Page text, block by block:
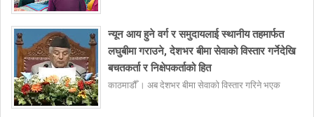
न्यून आय हुने वर्ग र समुदायलाई स्थानीय तहमार्फत
लघुबीमा गराउने, देशभर बीमा सेवाको विस्तार गर्नेदेखि
बचतकर्ता र निक्षेपकर्ताको हित
काठमाडौँ । अब देशभर बीमा सेवाको विस्तार गरिने भएक